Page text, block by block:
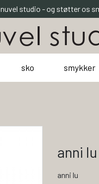
nuvel studio - og støtter os
sko smykker
anni
anni lu